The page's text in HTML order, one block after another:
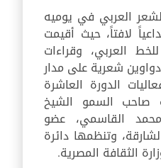
العربي في يوميه
لافتاً، حيث أقيمت
العربي، وقراءات
شعرية، وحفل توقيع 7 دواوين شعرية على مدار
الدورة العاشرة
صاحب السمو الشيخ
القاسمي، عضو
وتنظمها دائرة
الثقافة المصرية.